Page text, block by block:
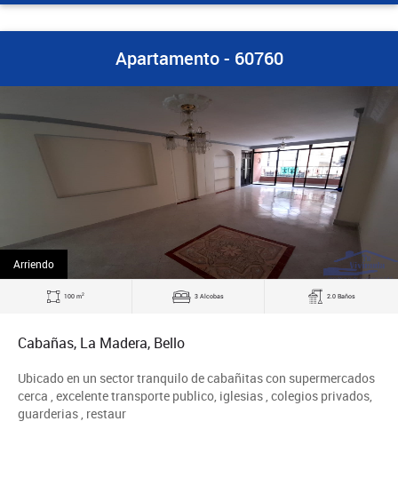
Apartamento - 60760
Arriendo
100 m2 3 Alcobas 2.0 Baños
Cabañas, La Madera, Bello
Ubicado en un sector tranquilo de cabañitas con supermercados
cerca , excelente transporte publico, iglesias , colegios privados,
guarderias , restaur